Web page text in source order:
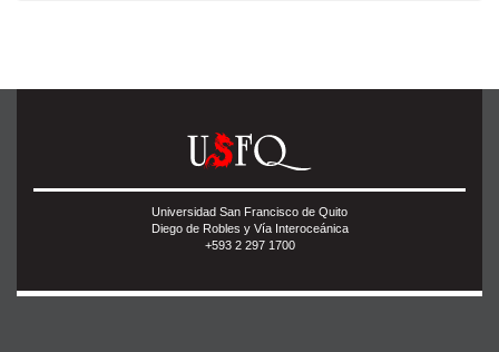
Universidad San Francisco de Quito
Diego de Robles y Vía Interoceánica
+593 2 297 1700